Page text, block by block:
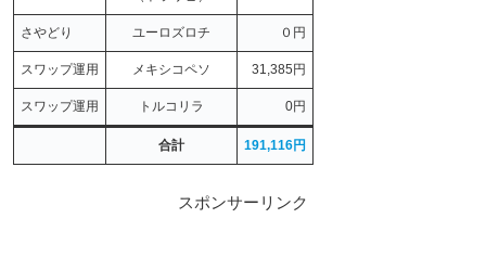
さやどり ユーロズロチ ０円
スワップ運用 メキシコペソ 31,385円
スワップ運用 トルコリラ 0円
合計 191,116円
スポンサーリンク